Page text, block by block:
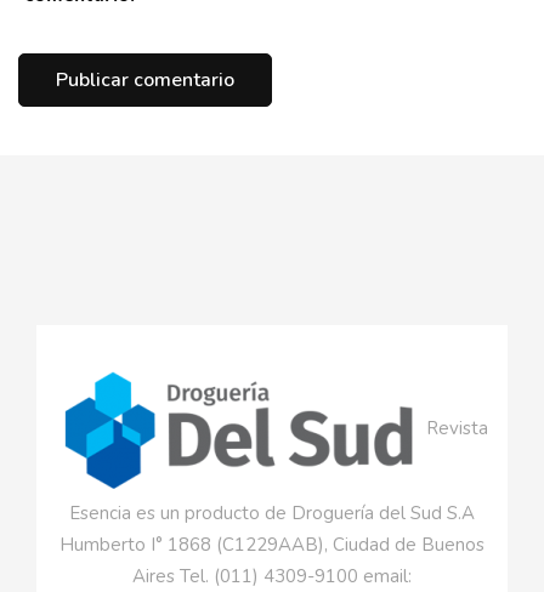
Revista
Esencia es un producto de Droguería del Sud S.A
Humberto I° 1868 (C1229AAB), Ciudad de Buenos
Aires Tel. (011) 4309-9100 email: